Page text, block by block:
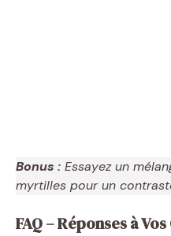
Bonus : Essayez un
myrtilles pour un
FAQ – Réponses à